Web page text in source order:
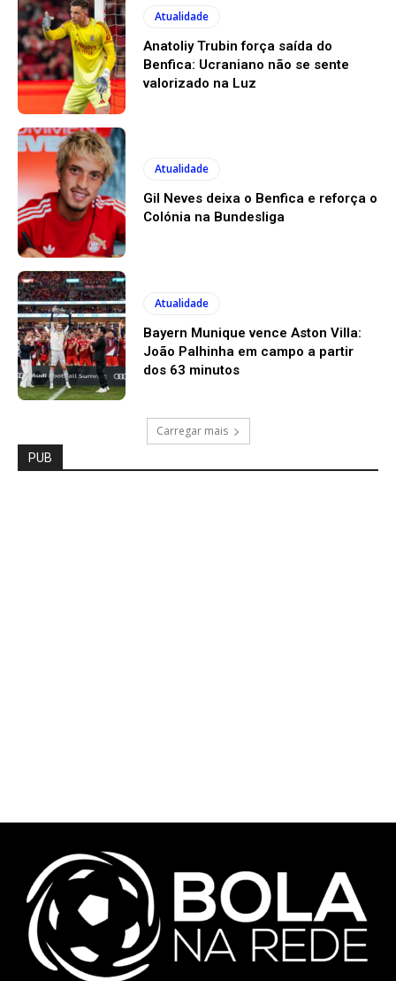
Atualidade
Anatoliy Trubin força saída do
Benfica: Ucraniano não se sente
valorizado na Luz
Atualidade
Gil Neves deixa o Benfica e reforça o
Colónia na Bundesliga
Atualidade
Bayern Munique vence Aston Villa:
João Palhinha em campo a partir
dos 63 minutos
Carregar mais
PUB